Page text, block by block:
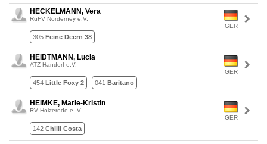
GER
HECKELMANN, Vera
RuFV Norderney e.V.
305 Feine Deern 38
GER
HEIDTMANN, Lucia
ATZ Handorf e.V.
454 Little Foxy 2 041 Baritano
GER
HEIMKE, Marie-Kristin
RV Holzerode e. V.
142 Chilli Costa